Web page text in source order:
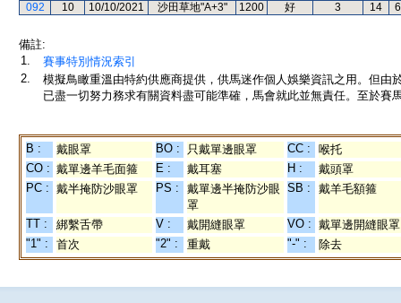
092
10 10/10/2021 沙田草地"A+3" 1200 好 3 14
備註:
1.
賽事特別情況索引
2.
模擬鳥瞰重溫由特約供應商提供，供馬迷作個人娛樂資訊之用。但
已盡一切努力務求有關資料盡可能準確，馬會就此並無責任。至於賽
B : 戴眼罩 BO : 只戴單邊眼罩 CC :
喉托
CO : 戴單邊羊毛面箍 E : 戴耳塞 H :
戴頭罩
PC : 戴半掩防沙眼罩 PS :
戴單邊半掩防沙眼
罩
SB : 戴羊毛額箍
TT : 綁繫舌帶 V : 戴開縫眼罩 VO : 戴單邊開縫眼罩
"1" :
首次 "2" : 重戴 "-" : 除去